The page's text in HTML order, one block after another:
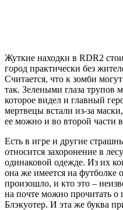
Жуткие находки в RDR2
город практически без
Считается, что к зомби
так. Зелеными глаза трупов
которое видел и главный
мертвецы встали из-за
ее можно и во второй части
Есть в игре и другие
относится захоронение в
одинаковой одежде. Из их
она же имеется на футболке
произошло, и кто это –
на почте можно прочитать
Блэкуотер. И эта же буква